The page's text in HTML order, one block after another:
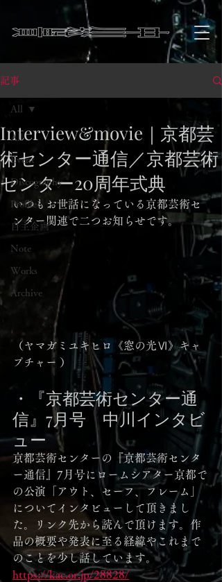
記事
All
Event
Discography
Profile
自主企画
Note
Works
Archive
All
Interview&movie｜京都芸
術センター通信／京都芸術
センター20周年式典
いつもお世話になっている京都芸術セ
ンター関連で二つお知らせです。
（ヤマガミユキヒロ《窓の光Ⅵ》キャ
プチャー ）
・『京都芸術センター通
信』7月号　中川インタビ
ュー
京都芸術センターの『京都芸術センタ
ー通信』7月号にロームシアター京都で
の公演「アウト、セーフ、フレーム」
についてインタビューして頂きまし
た。リンク先から読んで頂けます。作
品の概要や発表に至る経緯やこれまで
のことを少し話しています。
https://kac.or.jp/28828/